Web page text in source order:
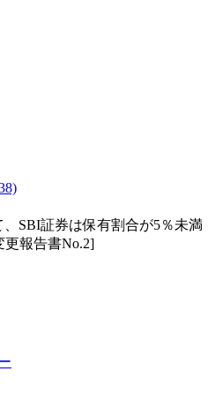
、SBI証券は保有割合が5％未満
更報告書No.2]